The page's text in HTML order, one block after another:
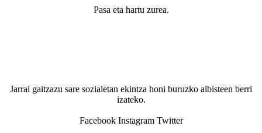
Pasa eta hartu zurea.
Jarrai gaitzazu sare sozialetan ekintza honi buruzko albisteen berri
izateko.
Facebook Instagram Twitter